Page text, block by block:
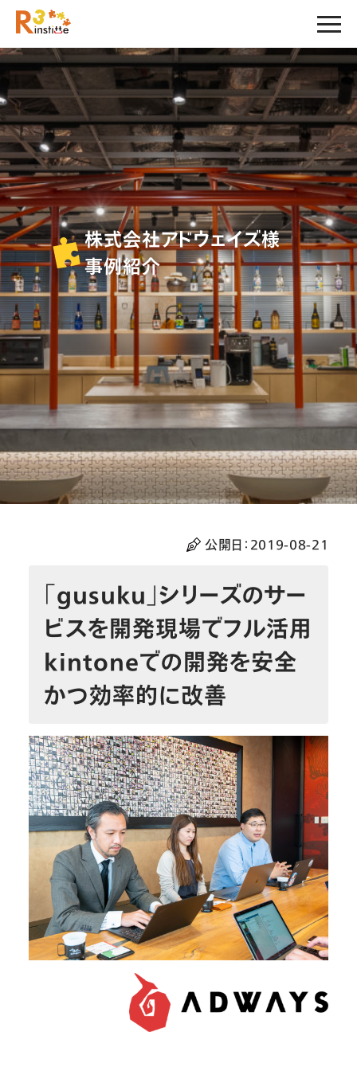
株式会社アドウェイズ様
事例紹介
公開日： 2019-08-21
「gusuku」シリーズのサー
ビスを開発現場でフル活用
kintoneでの開発を安全
かつ効率的に改善